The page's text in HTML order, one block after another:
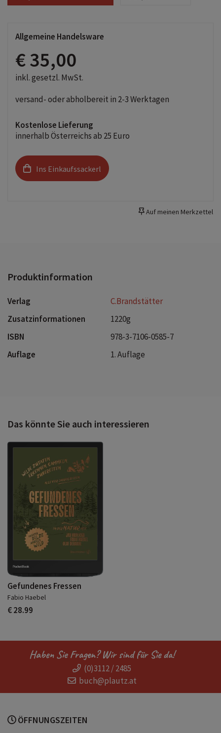
Allgemeine Handelsware
€ 35,00
inkl. gesetzl. MwSt.
versand- oder abholbereit in 2-3 Werktagen
Kostenlose Lieferung
innerhalb Österreichs ab 25 Euro
Ins Einkaufssackerl
Auf meinen Merkzettel
Produktinformation
Verlag
C.Brandstätter
Zusatzinformationen
1220g
ISBN
978-3-7106-0585-7
Auflage
1. Auflage
Das könnte Sie auch interessieren
Gefundenes Fressen
Fabio Haebel
€ 28.99
Haben Sie Fragen? Wir sind für Sie da!
(0)3112 / 2485
buch@plautz.at
ÖFFNUNGSZEITEN